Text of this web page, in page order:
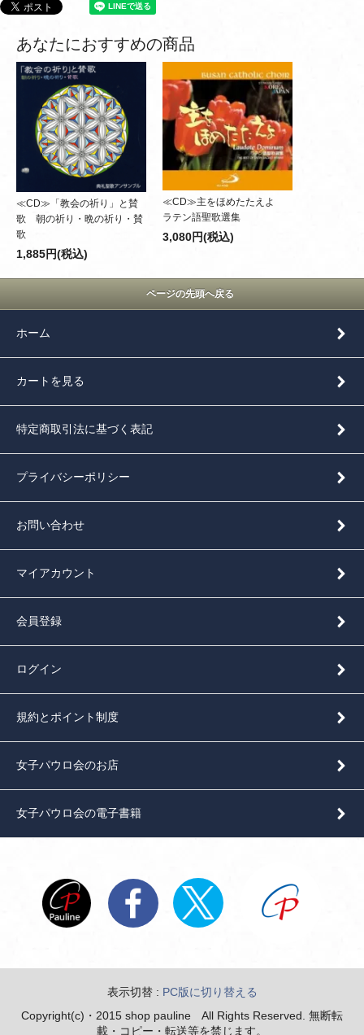
あなたにおすすめの商品
≪CD≫「教会の祈り」と賛
歌 朝の祈り・晩の祈り・賛
歌
1,885円(税込)
≪CD≫主をほめたたえよ
ラテン語聖歌選集
3,080円(税込)
ページの先頭へ戻る
ホーム
カートを見る
特定商取引法に基づく表記
プライバシーポリシー
お問い合わせ
マイアカウント
会員登録
ログイン
規約とポイント制度
女子パウロ会のお店
女子パウロ会の電子書籍
表示切替 : PC版に切り替える
Copyright(c)・2015 shop pauline All Rights Reserved. 無断転
載・コピー・転送等を禁じます。